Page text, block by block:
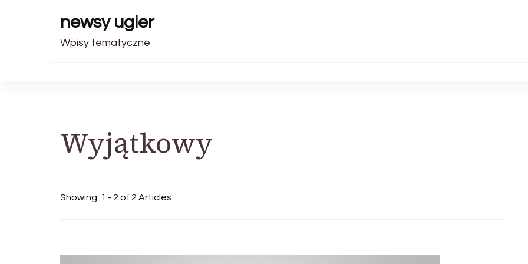
newsy ugier
Wpisy tematyczne
Wyjątkowy
Showing: 1 - 2 of 2 Articles